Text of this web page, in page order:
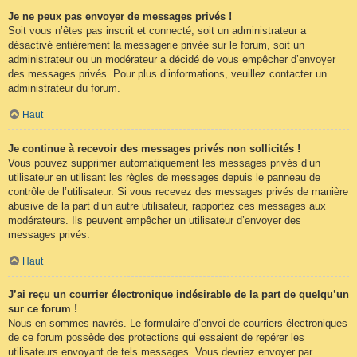
Je ne peux pas envoyer de messages privés !
Soit vous n’êtes pas inscrit et connecté, soit un administrateur a
désactivé entièrement la messagerie privée sur le forum, soit un
administrateur ou un modérateur a décidé de vous empêcher d’envoyer
des messages privés. Pour plus d’informations, veuillez contacter un
administrateur du forum.
Haut
Je continue à recevoir des messages privés non sollicités !
Vous pouvez supprimer automatiquement les messages privés d’un
utilisateur en utilisant les règles de messages depuis le panneau de
contrôle de l’utilisateur. Si vous recevez des messages privés de manière
abusive de la part d’un autre utilisateur, rapportez ces messages aux
modérateurs. Ils peuvent empêcher un utilisateur d’envoyer des
messages privés.
Haut
J’ai reçu un courrier électronique indésirable de la part de quelqu’un
sur ce forum !
Nous en sommes navrés. Le formulaire d’envoi de courriers électroniques
de ce forum possède des protections qui essaient de repérer les
utilisateurs envoyant de tels messages. Vous devriez envoyer par